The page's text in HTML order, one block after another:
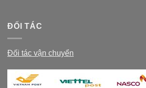
ĐỐI TÁC
Đối tác vận chuyển